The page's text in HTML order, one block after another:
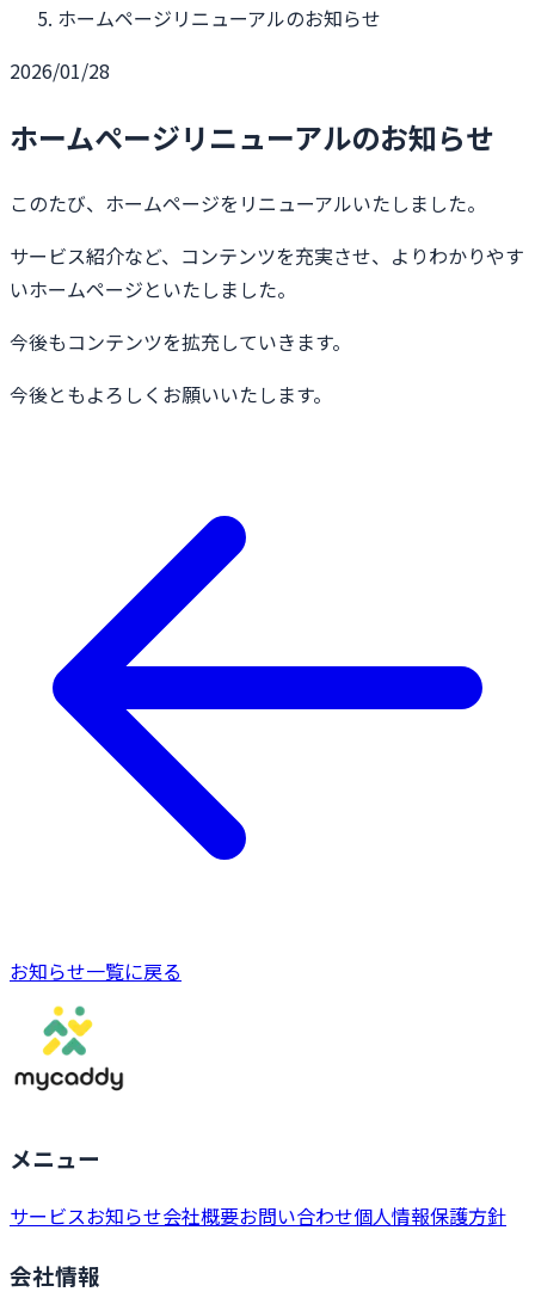
ホームページリニューアルのお知らせ
2026/01/28
ホームページリニューアルのお知らせ
このたび、ホームページをリニューアルいたしました。
サービス紹介など、コンテンツを充実させ、よりわかりやす
いホームページといたしました。
今後もコンテンツを拡充していきます。
今後ともよろしくお願いいたします。
お知らせ一覧に戻る
メニュー
サービスお知らせ会社概要お問い合わせ個人情報保護方針
会社情報